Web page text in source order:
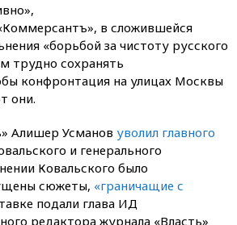
12:27Возгорание на Ильском
НПЗ, вызванное атакой БПЛА,
потушили
11:47Суд оставил под
При столкновении
катера и лодки под Самарой
погибли два человека
Движение по трассе
«Новороссия» восстановлено
в сложившейся
«борьбой за чистоту русского
трудно сохранять
конфронтация на улицах Москвы
они.
Алишер Усманов уволил главного
и генерального
Ковальского было
сюжеты, «граничащие с
подали глава ИД
редактора журнала «Власть»